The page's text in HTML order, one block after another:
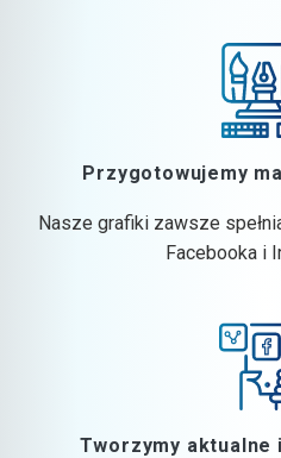
Przygotowujemy
Nasze grafiki zawsze
Facebooka i
Tworzymy aktualne